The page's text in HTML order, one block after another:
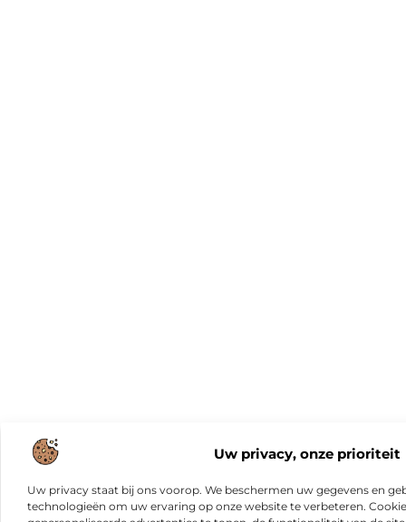
Uw privacy, onze prioriteit
Uw privacy staat bij ons voorop. We beschermen uw gegevens en
technologieën om uw ervaring op onze website te verbeteren.